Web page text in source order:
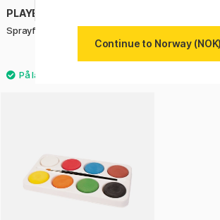
PLAYBOX
Sprayflaske 300 ml
29 KR
36 KR
Continue to Norway (NOK)